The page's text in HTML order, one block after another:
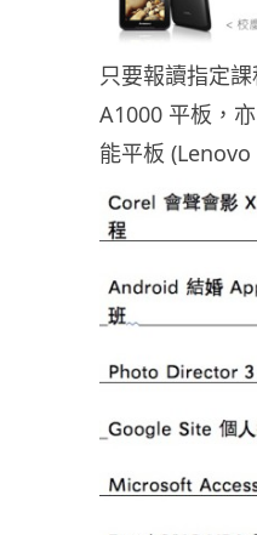
只要報讀指定
A1000 平板，
能平板